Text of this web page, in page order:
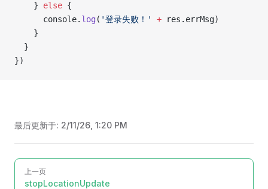
    }
else {
      console.
log ( '登录失败！' + res.errMsg)
    }
  }
})
最后更新于: 2/11/26, 1:20 PM
Pager
上一页
stopLocationUpdate